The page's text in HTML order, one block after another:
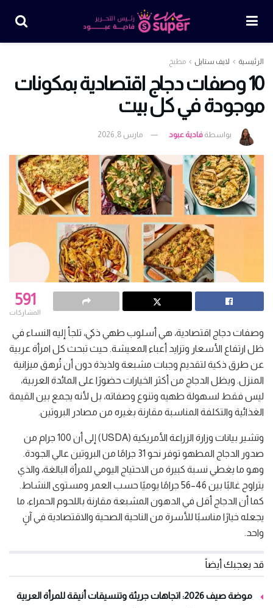
الرئيسية لايف ستايل مطبخ
10 وصفات دجاج اقتصادية بمكونات
موجودة في كل بيت
بواسطة فادية عبود مارس 8, 2026
591
المشاركات
وصفات دجاج اقتصادية، هي أسلوب طهي ذكي، تلجأ إليه النساء في
ظل ارتفاع الأسعار وتزايد أعباء المعيشة. حيث تبحث كل امرأة عربية
عن طرق ذكية لتقديم وجبات مشبعة ولذيذة دون أن تُرهق ميزانية
المنزل. ويظل الدجاج من أكثر الخيارات حضورًا على المائدة العربية،
ليس فقط لسهولة طهيه وتنوع وصفاته، بل لأنه يجمع بين القيمة
الغذائية والتكلفة المناسبة مقارنة بغيره من مصادر البروتين.
وتشير بيانات وزارة الزراعة الأمريكية (USDA) إلى أن 100 جرام من
صدور الدجاج المطهو توفر نحو 31 جرامًا من البروتين عالي الجودة.
وهو ما يغطي نسبة كبيرة من الاحتياج اليومي للمرأة البالغة، والذي
يتراوح غالبًا بين 46–56 جرامًا يوميًا حسب العمر ومستوى النشاط.
كما أن الدجاج أقل في الدهون المشبعة مقارنة باللحوم الحمراء، ما
يجعله خيارًا مناسبًا للأسرة من الناحية الصحية والاقتصادية في آنٍ
واحد.
قد يعجبك أيضاً
موضة صيف 2026: اتجاهات جريئة وتنسيقات أنيقة للمرأة العربية